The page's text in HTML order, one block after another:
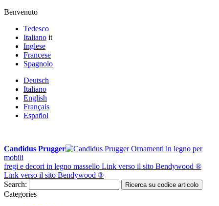
Benvenuto
Tedesco
Italiano it
Inglese
Francese
Spagnolo
Deutsch
Italiano
English
Français
Español
Candidus Prugger
Ornamenti in legno per
mobili
fregi e decori in legno massello Link verso il sito Bendywood ®
Link verso il sito Bendywood ®
Search:
Ricerca su codice articolo
Categories